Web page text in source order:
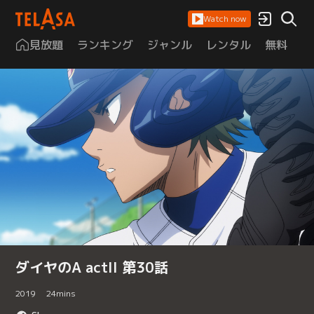
Watch now
見放題 ランキング ジャンル レンタル 無料
ダイヤのA actII 第30話
2019 24mins